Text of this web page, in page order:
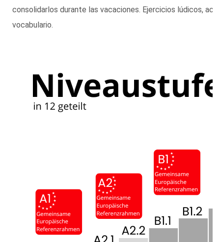
consolidarlos durante las vacaciones. Ejercicios lúdicos,
vocabulario.